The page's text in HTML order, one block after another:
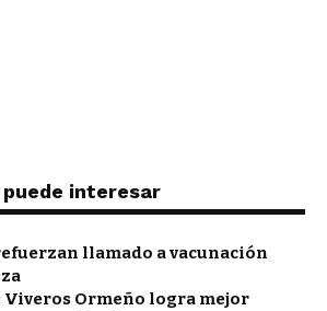
interesar
llamado a vacunación
Viveros Ormeño logra mejor